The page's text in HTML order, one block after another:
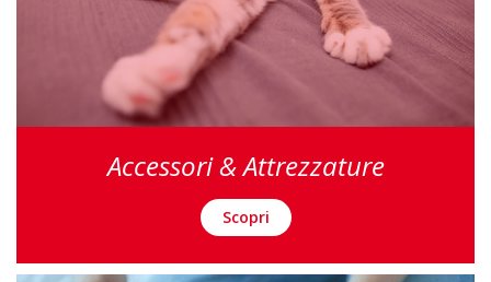
Accessori & Attrezzature
Scopri